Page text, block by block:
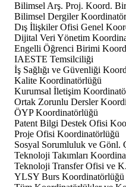
Bilimsel Arş. Proj. Koord.
Bilimsel Dergiler
Dış İlişkiler Ofisi Genel
Dijital Veri Yönetim
Engelli Öğrenci Birimi
IAESTE Temsilciliği
İş Sağlığı ve Güvenliği
Kalite Koordinatörlüğü
Kurumsal İletişim
Ortak Zorunlu Dersler
ÖYP Koordinatörlüğü
Patent Bilgi Destek Ofisi
Proje Ofisi Koordinatörlüğü
Sosyal Sorumluluk ve Gönl.
Teknoloji Takımları
Teknoloji Transfer Ofisi ve
YLSY Burs Koordinatörlüğü